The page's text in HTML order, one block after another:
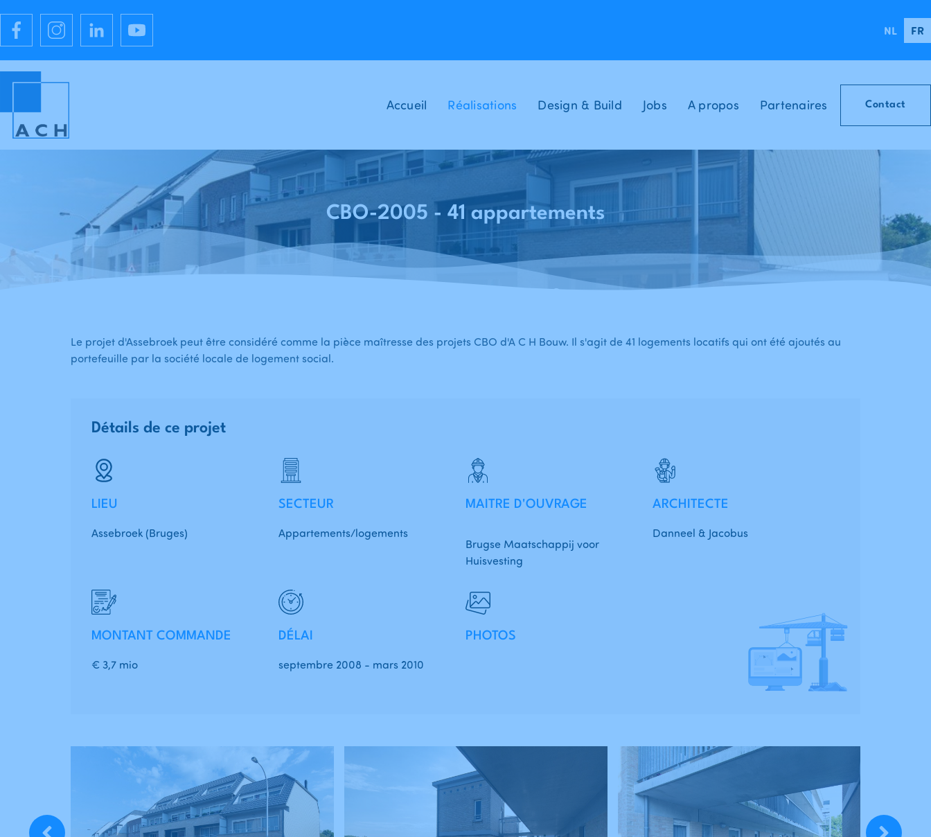
NL FR
Accueil Réalisations Design & Build Jobs A propos Partenaires Contact
CBASS - CBO-2005 - 41 appartements - Assebroek (Bruges)
CBO-2005 - 41 appartements
Le projet d'Assebroek peut être considéré comme la pièce maîtresse des projets CBO d'A C H Bouw. Il s'agit de 41 logements locatifs qui ont été ajoutés au
portefeuille par la société locale de logement social.
LIEU
Assebroek (Bruges)
SECTEUR
Appartements/logements
MAITRE D'OUVRAGE
Brugse Maatschappij voor
Huisvesting
ARCHITECTE
Danneel & Jacobus
MONTANT COMMANDE
€ 3,7 mio
DÉLAI
septembre 2008 - mars 2010
PHOTOS
Détails de ce projet